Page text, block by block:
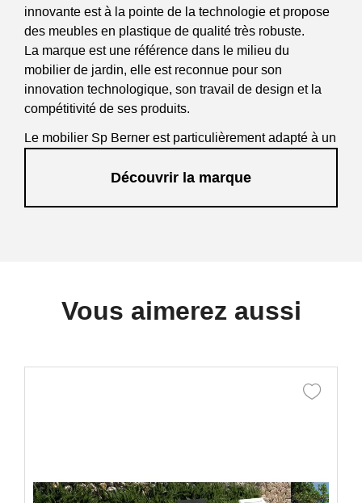
innovante est à la pointe de la technologie et propose
des meubles en plastique de qualité très robuste.
La marque est une référence dans le milieu du
mobilier de jardin, elle est reconnue pour son
innovation technologique, son travail de design et la
compétitivité de ses produits.
Le mobilier Sp Berner est particulièrement adapté à un
professionnels tels que les restaurants, bars,
Découvrir la marque
Vous aimerez aussi